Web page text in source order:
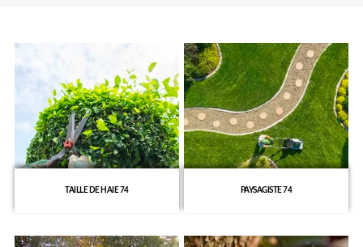
TAILLE DE HAIE 74 PAYSAGISTE 74